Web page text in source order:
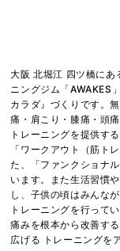
大阪 北堀江 四ツ橋にあ
ニングジム「AWAKES
カラダ』づくりです。
痛・肩こり・膝痛・頭
トレーニングを提供す
「ワークアウト（筋ト
た、「ファンクショナ
います。また生活習慣
し、子供の頃はみんな
トレーニングを行ってい
痛みを根本から改善す
広げる トレーニングを